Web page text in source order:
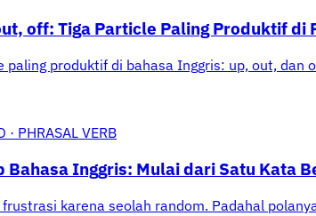
off: Tiga Particle Paling Produktif di
paling produktif di bahasa Inggris: up, out,
· PHRASAL VERB
Bahasa Inggris: Mulai dari Satu Kata
karena seolah random. Padahal